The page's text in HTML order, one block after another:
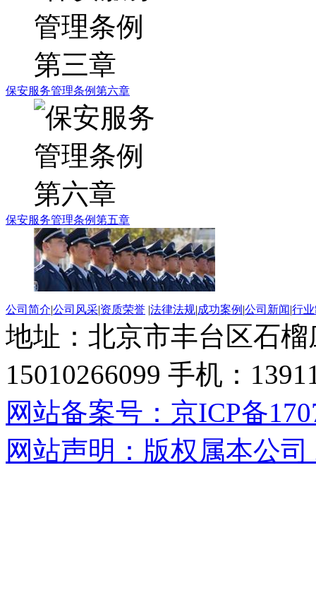
保安服务管理条例第六章
保安服务管理条例第五章
公司简介|公司风采|资质荣誉 |法律法规|成功案例 |公司新闻|行
地址：北京市丰台区石
15010266099 手机：
网站备案号：京ICP备
网站声明：版权属本公司